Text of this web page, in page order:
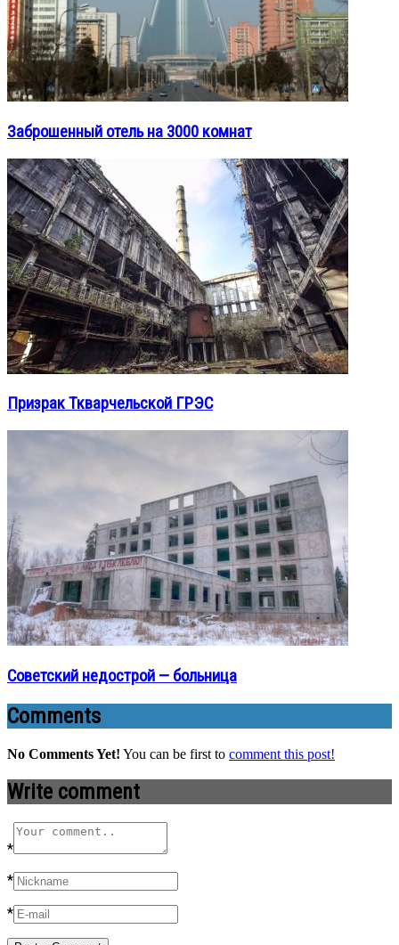
Заброшенный отель на 3000 комнат
Призрак Ткварчельской ГРЭС
Советский недострой — больница
Comments
No Comments Yet! You can be first to comment this post!
Write comment
*
*
*